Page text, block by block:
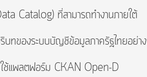
Catalog) ที่สามารถทำงานภายใต้
บทของระบบบัญชีข้อมูลภาครัฐไทยอย่าง
ช้แพลตฟอร์ม CKAN Open-D